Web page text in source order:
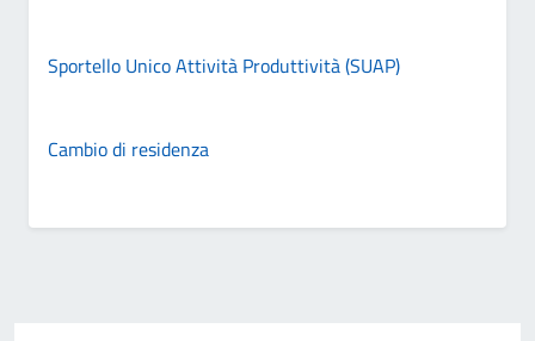
Sportello Unico Attività Produttività (SUAP)
Cambio di residenza